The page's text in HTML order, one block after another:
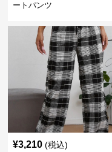
ートパンツ
¥3,210 (税込)